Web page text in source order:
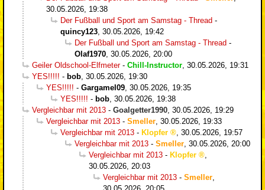
30.05.2026, 19:38
Der Fußball und Sport am Samstag - Thread -
quincy123, 30.05.2026, 19:42
Der Fußball und Sport am Samstag - Thread -
Olaf1970, 30.05.2026, 20:00
Geiler Oldschool-Elfmeter- Chill-Instructor, 30.05.2026, 19:31
YES!!!!! - bob, 30.05.2026, 19:30
YES!!!!! - Gargamel09, 30.05.2026, 19:35
YES!!!!! - bob, 30.05.2026, 19:38
Vergleichbar mit 2013 - Goalgetter1990, 30.05.2026, 19:29
Vergleichbar mit 2013 - Smeller, 30.05.2026, 19:33
Vergleichbar mit 2013 - Klopfer , 30.05.2026, 19:57
Vergleichbar mit 2013 - Smeller, 30.05.2026, 20:00
Vergleichbar mit 2013 - Klopfer
,
30.05.2026, 20:03
Vergleichbar mit 2013 - Smeller,